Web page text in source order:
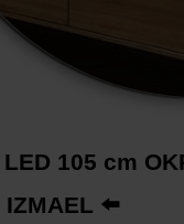
105 cm
⬅️